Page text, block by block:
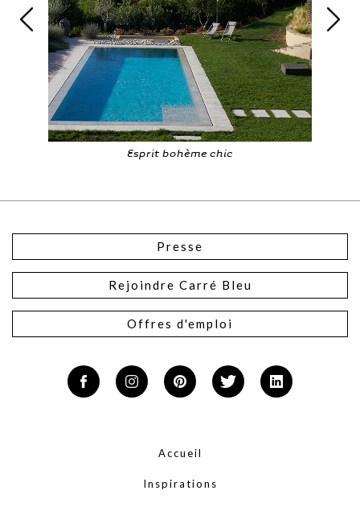
Esprit bohème chic
Presse
Rejoindre Carré Bleu
Offres d'emploi
Accueil
Inspirations